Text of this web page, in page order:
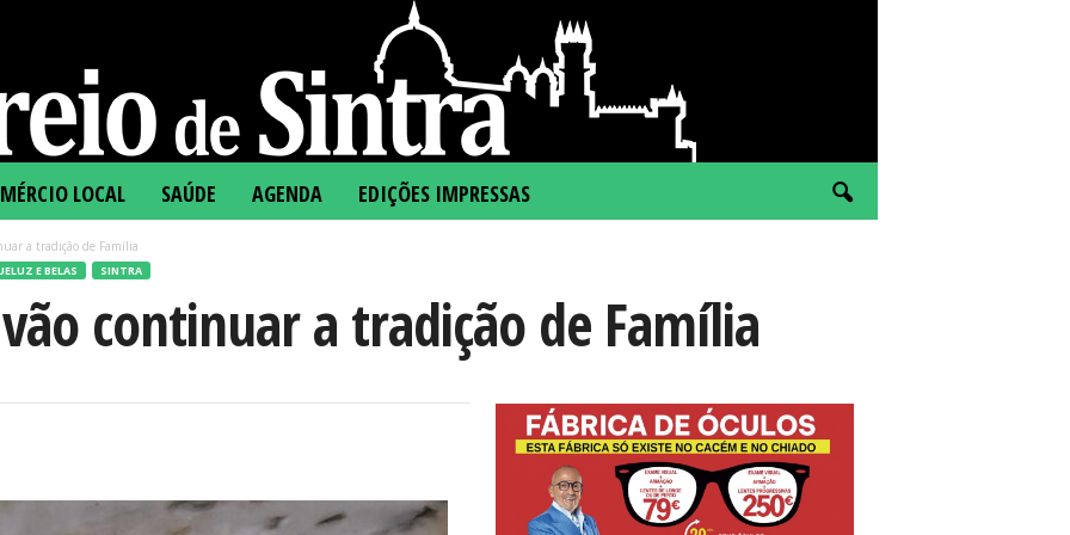
LOCAL SAÚDE AGENDA EDIÇÕES IMPRESSAS
a tradição de Família
E BELAS SINTRA
continuar a tradição de Família